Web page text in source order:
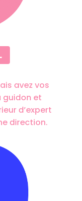
avez vos
guidon et
d’expert
direction.